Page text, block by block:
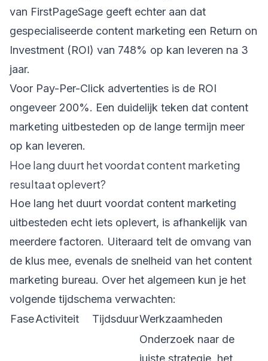
van FirstPageSage geeft echter aan dat
gespecialiseerde content marketing een Return on
Investment (ROI) van 748% op kan leveren na 3
jaar.
Voor Pay-Per-Click advertenties is de ROI
ongeveer 200%. Een duidelijk teken dat content
marketing uitbesteden op de lange termijn meer
op kan leveren.
Hoe lang duurt het voordat content marketing
resultaat oplevert?
Hoe lang het duurt voordat content marketing
uitbesteden echt iets oplevert, is afhankelijk van
meerdere factoren. Uiteraard telt de omvang van
de klus mee, evenals de snelheid van het content
marketing bureau. Over het algemeen kun je het
volgende tijdschema verwachten:
FaseActiviteit TijdsduurWerkzaamheden
Onderzoek naar de
juiste strategie, het